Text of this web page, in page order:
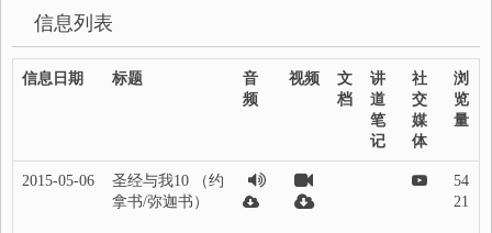
信息列表
信息日期 标题
音
频
视频
文
档
讲
道
笔
记
社
交
媒
体
浏
览
量
2015-05-06
圣经与我10 （约
拿书/弥迦书）
54
21